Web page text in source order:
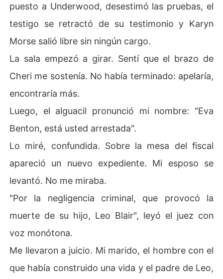
puesto a Underwood, desestimó las pruebas, el
testigo se retractó de su testimonio y Karyn
Morse salió libre sin ningún cargo.
La sala empezó a girar. Sentí que el brazo de
Cheri me sostenía. No había terminado: apelaría,
encontraría más.
Luego, el alguacil pronunció mi nombre: "Eva
Benton, está usted arrestada".
Lo miré, confundida. Sobre la mesa del fiscal
apareció un nuevo expediente. Mi esposo se
levantó. No me miraba.
"Por la negligencia criminal, que provocó la
muerte de su hijo, Leo Blair", leyó el juez con
voz monótona.
Me llevaron a juicio. Mi marido, el hombre con el
que había construido una vida y el padre de Leo,